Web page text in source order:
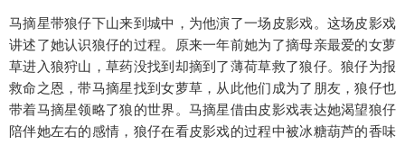
马摘星带狼仔下山来到城中，为他演了一场皮影戏。这场皮影戏
讲述了她认识狼仔的过程。原来一年前她为了摘母亲最爱的女萝
草进入狼狩山，草药没找到却摘到了薄荷草救了狼仔。狼仔为报
救命之恩，带马摘星找到女萝草，从此他们成为了朋友，狼仔也
带着马摘星领略了狼的世界。马摘星借由皮影戏表达她渴望狼仔
陪伴她左右的感情，狼仔在看皮影戏的过程中被冰糖葫芦的香味